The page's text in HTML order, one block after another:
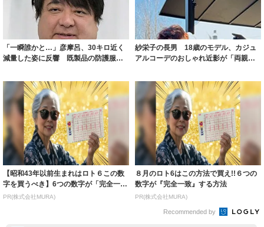
「一瞬誰かと…」彦摩呂、30キロ近く
減量した姿に反響 既製品の防護服が
紗栄子の長男 18歳のモデル、カジュ
アルコーデのおしゃれ近影が「両親の
【昭和43年以前生まれはロト６この数
字を買うべき】6つの数字が「完全一
致」する方...
PR(株式会社MURA)
８月のロト6はこの方法で買え!!６つの
数字が『完全一致』する方法
PR(株式会社MURA)
Recommended by